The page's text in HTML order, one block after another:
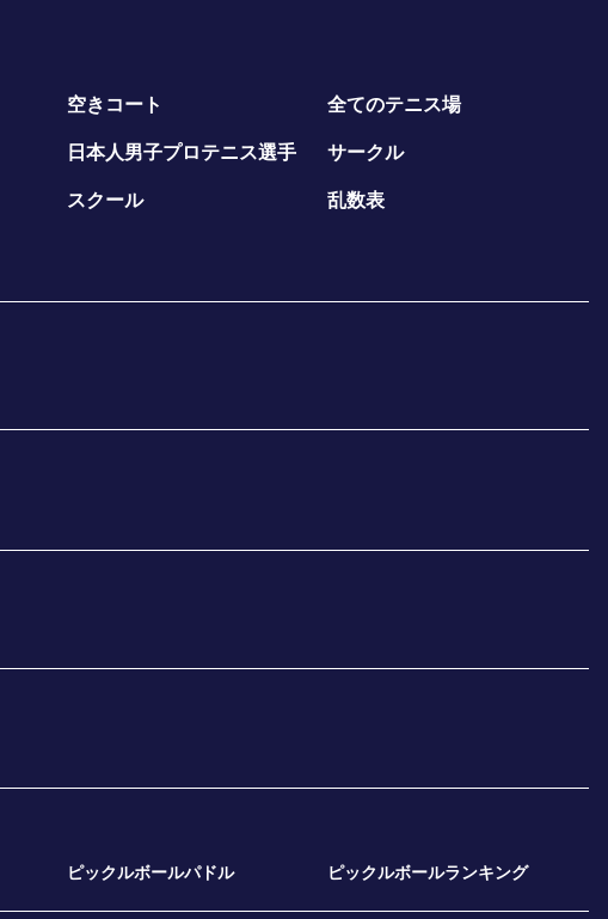
空きコート 全てのテニス場
日本人男子プロテニス選手 サークル
スクール 乱数表
ピックルボールパドル ピックルボールランキング